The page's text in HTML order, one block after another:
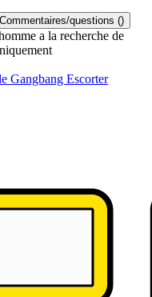
Commentaires/questions ()
a la recherche de
Gangbang Escorter